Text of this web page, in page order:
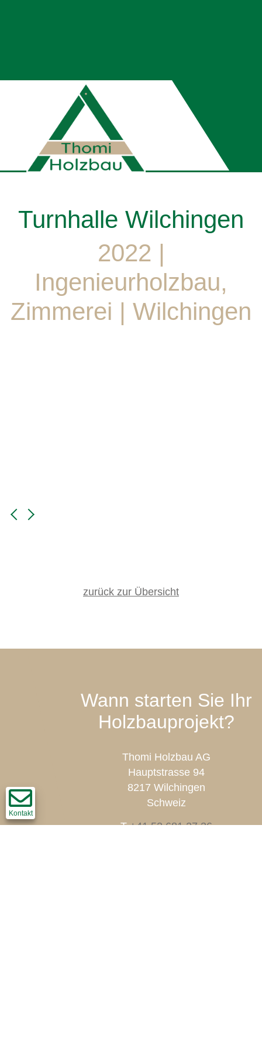
Turnhalle Wilchingen
2022 |
Ingenieurholzbau,
Zimmerei | Wilchingen
zurück zur Übersicht
Kontakt
Wann starten Sie Ihr
Holzbauprojekt?
Thomi Holzbau AG
Hauptstrasse 94
8217 Wilchingen
Schweiz
T+41 52 681 27 36